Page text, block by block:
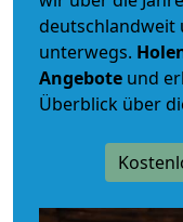
deutschlandweit
unterwegs.
Angebote und
Überblick über